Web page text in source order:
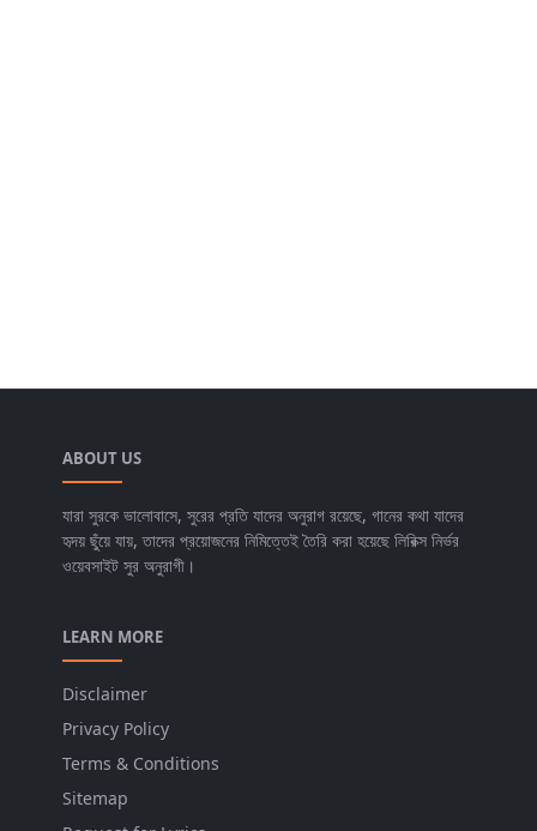
ABOUT US
যারা সুরকে ভালোবাসে, সুরের প্রতি যাদের অনুরাগ রয়েছে, গানের কথা যাদের
হৃদয় ছুঁয়ে যায়, তাদের প্রয়োজনের নিমিত্তেই তৈরি করা হয়েছে লিরিক্স নির্ভর
ওয়েবসাইট সুর অনুরাগী।
LEARN MORE
Disclaimer
Privacy Policy
Terms & Conditions
Sitemap